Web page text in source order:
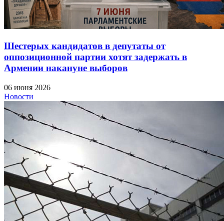
Шестерых кандидатов в депутаты от
оппозиционной партии хотят задержать в
Армении накануне выборов
06 июня 2026
Новости